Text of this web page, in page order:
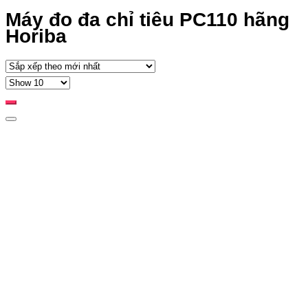
Máy đo đa chỉ tiêu PC110 hãng
Horiba